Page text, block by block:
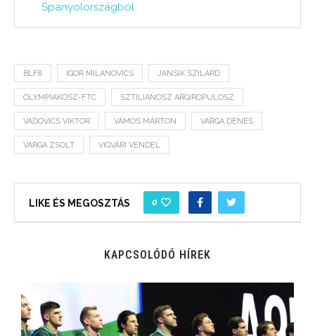
Spanyolországból
BLF8 IGOR MILANOVICS JANSIK SZILÁRD
OLYMPIAKOSZ-FTC SZTILIANOSZ ARGIROPULOSZ
VADOVICS VIKTOR VÁMOS MÁRTON VARGA DÉNES
VARGA ZSOLT VIGVÁRI VENDEL
LIKE ÉS MEGOSZTÁS 0
KAPCSOLÓDÓ HÍREK